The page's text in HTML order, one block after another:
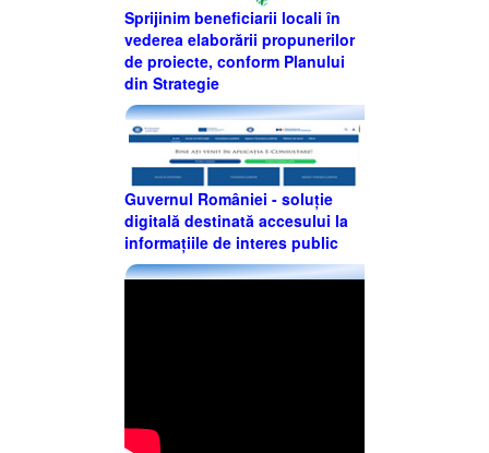
Sprijinim beneficiarii locali în
vederea elaborării propunerilor
de proiecte, conform Planului
din Strategie
Guvernul României - soluție
digitală destinată accesului la
informațiile de interes public